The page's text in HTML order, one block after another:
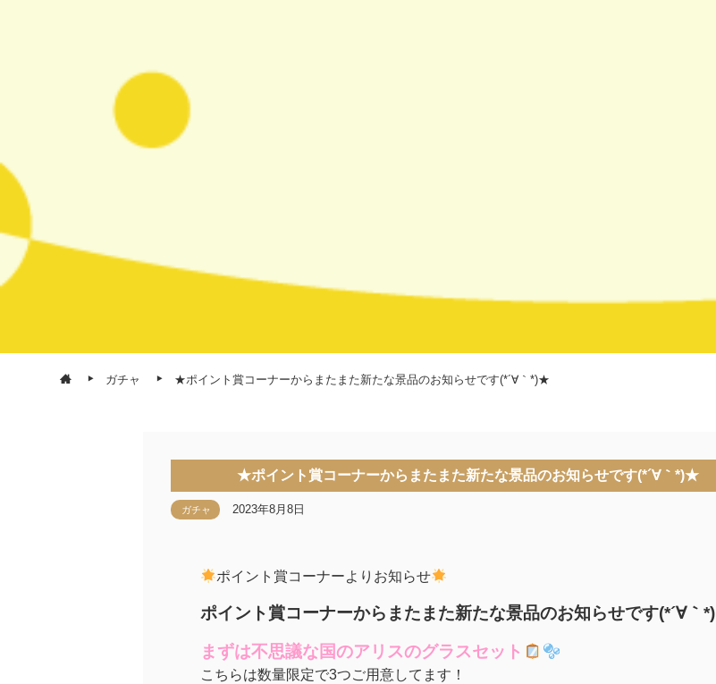
ガチャ ★ポイント賞コーナーからまたまた新たな景品のお知らせです(*´∀｀*)★
★ポイント賞コーナーからまたまた新たな景品のお知らせです(*´∀｀*)★
ガチャ 2023年8月8日
ポイント賞コーナーよりお知らせ
ポイント賞コーナーからまたまた新たな景品のお知らせです(*´∀｀*)
まずは不思議な国のアリスのグラスセット
こちらは数量限定で3つご用意してます！